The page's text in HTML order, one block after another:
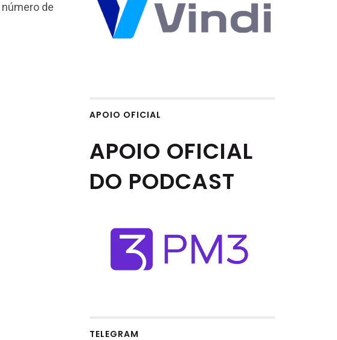
de
APOIO OFICIAL
APOIO OFICIAL
DO PODCAST
TELEGRAM